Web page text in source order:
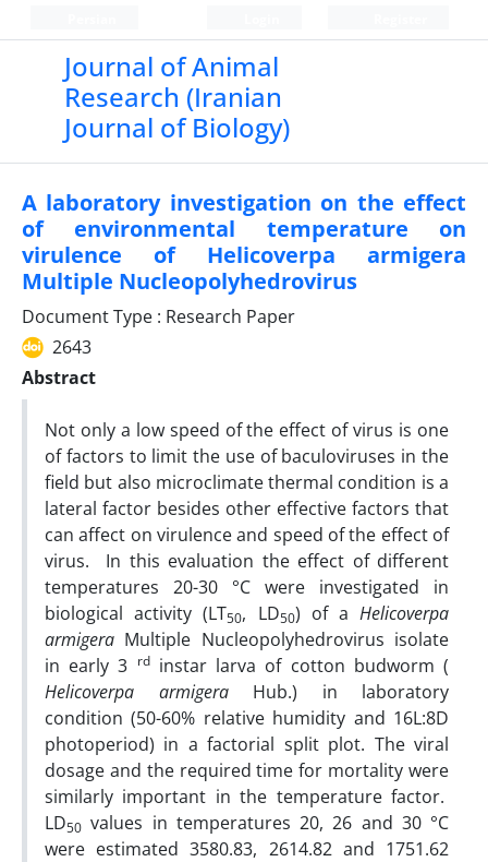
Journal of Animal
Research (Iranian
Journal of Biology)
A laboratory investigation on the effect
of environmental temperature on
virulence of Helicoverpa armigera
Multiple Nucleopolyhedrovirus
Document Type : Research Paper
2643
Abstract
Not only a low speed of the effect of virus is one
of factors to limit the use of baculoviruses in the
field but also microclimate thermal condition is a
lateral factor besides other effective factors that
can affect on virulence and speed of the effect of
virus. In this evaluation the effect of different
temperatures 20-30 °C were investigated in
biological activity (LT50, LD50) of aHelicoverpa
armigera Multiple Nucleopolyhedrovirus isolate
in early 3 rdinstar larva of cotton budworm (
Helicoverpa armigera Hub.) in laboratory
condition (50-60% relative humidity and 16L:8D
photoperiod) in a factorial split plot. The viral
dosage and the required time for mortality were
similarly important in the temperature factor.
LD50 values in temperatures 20, 26 and 30 °C
were estimated 3580.83, 2614.82 and 1751.62